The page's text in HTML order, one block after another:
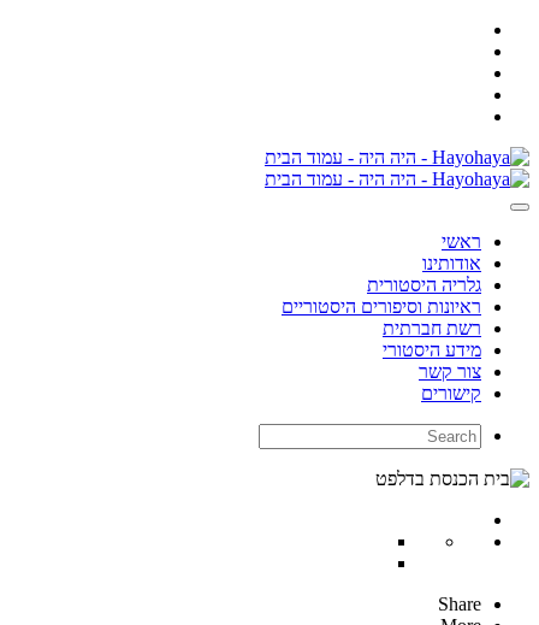
ראשי
אודותינו
גלריה היסטורית
ראיונות וסיפורים היסטוריים
רשת חברתית
מידע היסטורי
צור קשר
קישורים
Share